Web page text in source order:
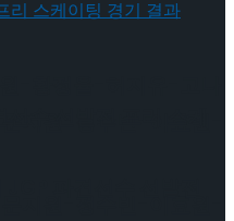
파견선수 선발전
지원-정수빈-이효원-